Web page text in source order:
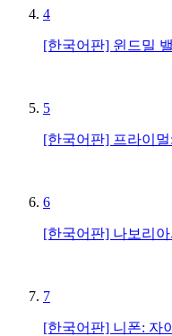
4
[한국어판] 윈드밀
5
[한국어판] 프라이
6
[한국어판] 나보리
7
[한국어판] 니폰: 자